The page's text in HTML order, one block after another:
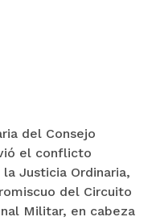
del Consejo
el conflicto
Justicia Ordinaria,
del Circuito
Militar, en cabeza